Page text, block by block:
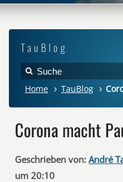
TauBlog
Home TauBlog
Corona macht
Geschrieben von: André
um 20:10